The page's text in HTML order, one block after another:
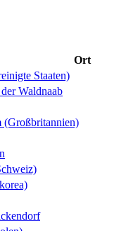
Ort
Staaten)
Waldnaab
(Großbritannien)